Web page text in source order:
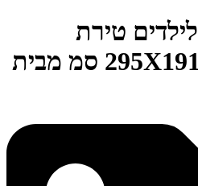
טירת
הסוכריות 295X191X130 סמ מבית